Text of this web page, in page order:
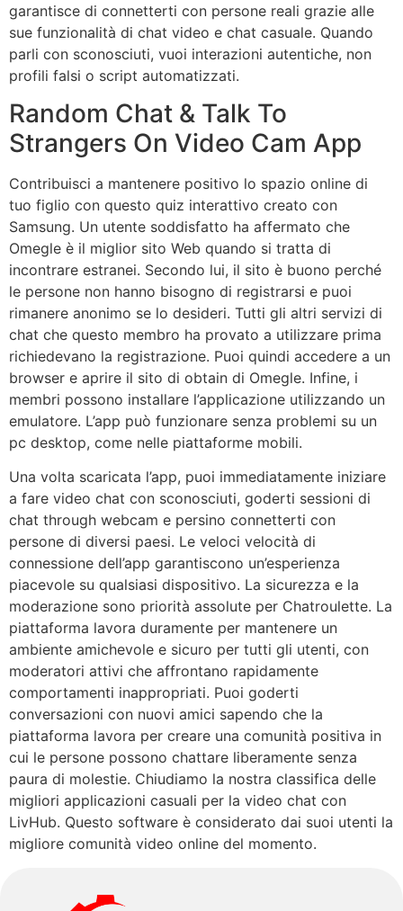
garantisce di connetterti con persone reali grazie alle
sue funzionalità di chat video e chat casuale. Quando
parli con sconosciuti, vuoi interazioni autentiche, non
profili falsi o script automatizzati.
Random Chat & Talk To
Strangers On Video Cam App
Contribuisci a mantenere positivo lo spazio online di
tuo figlio con questo quiz interattivo creato con
Samsung. Un utente soddisfatto ha affermato che
Omegle è il miglior sito Web quando si tratta di
incontrare estranei. Secondo lui, il sito è buono perché
le persone non hanno bisogno di registrarsi e puoi
rimanere anonimo se lo desideri. Tutti gli altri servizi di
chat che questo membro ha provato a utilizzare prima
richiedevano la registrazione. Puoi quindi accedere a un
browser e aprire il sito di obtain di Omegle. Infine, i
membri possono installare l’applicazione utilizzando un
emulatore. L’app può funzionare senza problemi su un
pc desktop, come nelle piattaforme mobili.
Una volta scaricata l’app, puoi immediatamente iniziare
a fare video chat con sconosciuti, goderti sessioni di
chat through webcam e persino connetterti con
persone di diversi paesi. Le veloci velocità di
connessione dell’app garantiscono un’esperienza
piacevole su qualsiasi dispositivo. La sicurezza e la
moderazione sono priorità assolute per Chatroulette. La
piattaforma lavora duramente per mantenere un
ambiente amichevole e sicuro per tutti gli utenti, con
moderatori attivi che affrontano rapidamente
comportamenti inappropriati. Puoi goderti
conversazioni con nuovi amici sapendo che la
piattaforma lavora per creare una comunità positiva in
cui le persone possono chattare liberamente senza
paura di molestie. Chiudiamo la nostra classifica delle
migliori applicazioni casuali per la video chat con
LivHub. Questo software è considerato dai suoi utenti la
migliore comunità video online del momento.